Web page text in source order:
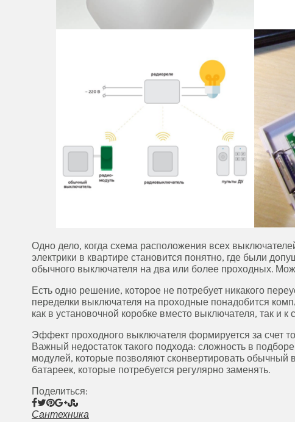
Одно дело, когда схема расположения всех
электрики в квартире становится понятно, где были
обычного выключателя на два или более проходных.
Есть одно решение, которое не потребует никакого
переделки выключателя на проходные понадобится
как в установочной коробке вместо выключателя, так и
Эффект проходного выключателя формируется за счет
Важный недостаток такого подхода: сложность в
модулей, которые позволяют сконвертировать обычный
батареек, которые потребуется регулярно заменять.
Поделиться:
Сантехника